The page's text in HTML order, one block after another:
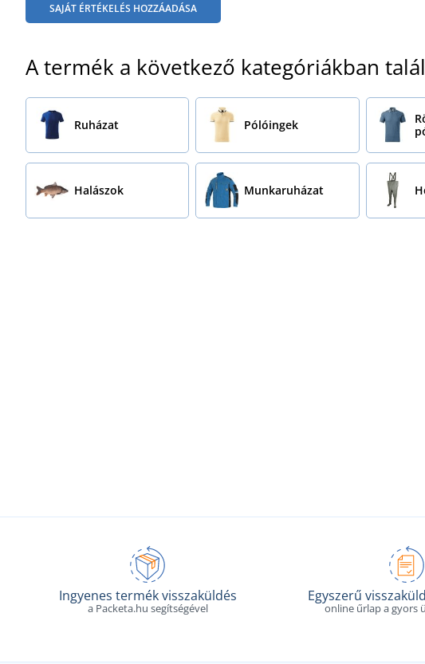
SAJÁT ÉRTÉKELÉS HOZZÁADÁSA
A termék a következő kategóriákban
Ruházat Pólóingek
Halászok Munkaruházat
Ingyenes termék visszaküldés
a Packeta.hu segítségével
Egyszerű
online űrlap a gyors